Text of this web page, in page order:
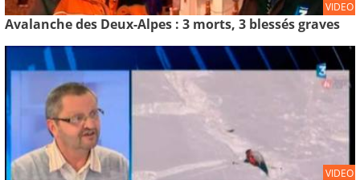
VIDEO
Avalanche des Deux-Alpes : 3 morts, 3 blessés graves
VIDEO